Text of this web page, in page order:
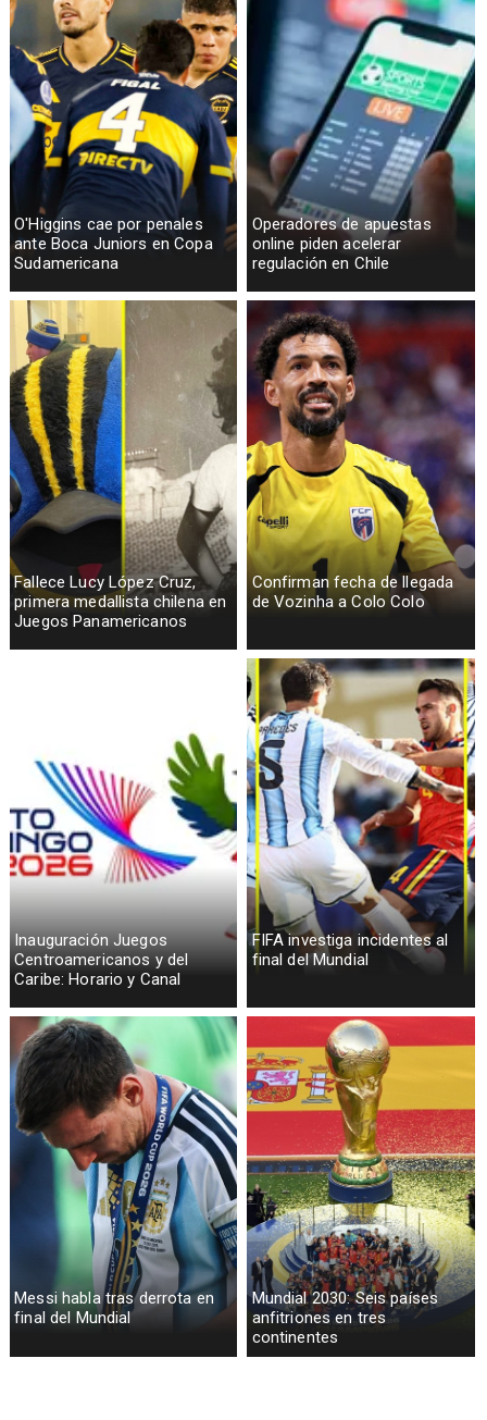
O'Higgins cae por penales
ante Boca Juniors en Copa
Sudamericana
Operadores de apuestas
online piden acelerar
regulación en Chile
Fallece Lucy López Cruz,
primera medallista chilena en
Juegos Panamericanos
Confirman fecha de llegada
de Vozinha a Colo Colo
Inauguración Juegos
Centroamericanos y del
Caribe: Horario y Canal
FIFA investiga incidentes al
final del Mundial
Messi habla tras derrota en
final del Mundial
Mundial 2030: Seis países
anfitriones en tres
continentes